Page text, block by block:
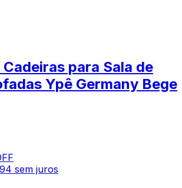
para Sala de
Ypê Germany Bege
sem juros